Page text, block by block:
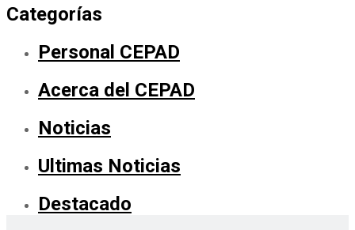
Categorías
Personal CEPAD
Acerca del CEPAD
Noticias
Ultimas Noticias
Destacado